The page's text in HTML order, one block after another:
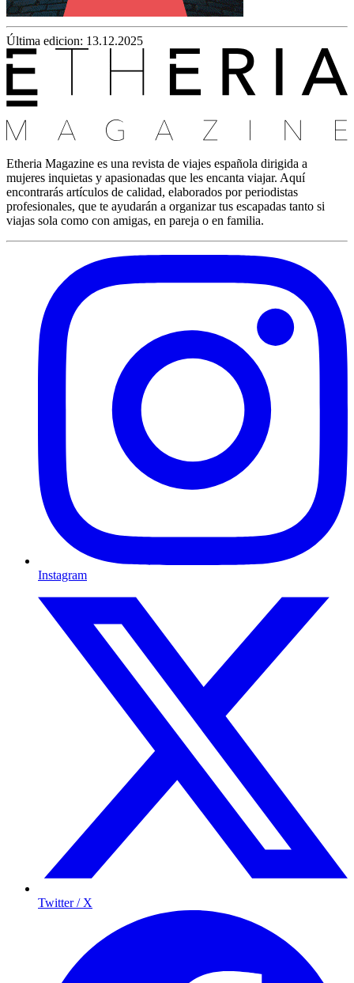
Última edicion: 13.12.2025
Etheria Magazine es una revista de viajes española dirigida a
mujeres inquietas y apasionadas que les encanta viajar. Aquí
encontrarás artículos de calidad, elaborados por periodistas
profesionales, que te ayudarán a organizar tus escapadas tanto si
viajas sola como con amigas, en pareja o en familia.
Instagram
Twitter / X